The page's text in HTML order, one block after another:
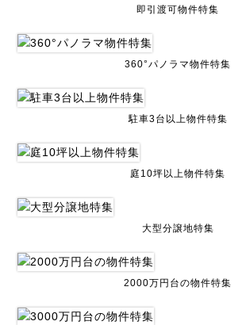
即引渡可物件特集
360°パノラマ物件特集
駐車3台以上物件特集
庭10坪以上物件特集
大型分譲地特集
2000万円台の物件特集